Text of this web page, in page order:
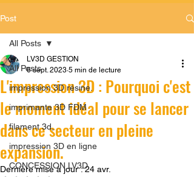
Post
All Posts
impression 3D résine.
imprimante 3D FDM
filament 3d,
impression 3D en ligne
CONCESSION LV3D
All Posts
L'impression 3D : Pourquoi c'est
le moment idéal pour se lancer
dans ce secteur en pleine
expansion.
LV3D GESTION
6 sept. 2023 5 min de lecture
Dernière mise à jour :24 avr.